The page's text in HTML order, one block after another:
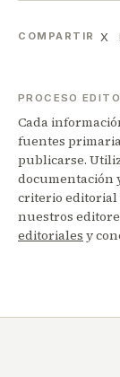
COMPARTIR X
PROCESO
Cada
fuentes
publicarse.
documentación
criterio editorial
nuestros
editoriales y